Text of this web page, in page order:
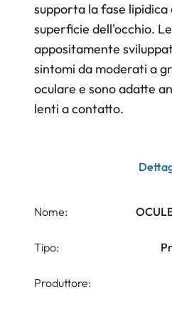
supporta la fase
superficie dell'occhio.
appositamente
sintomi da moderati a
oculare e sono adatte
lenti a contatto.
Nome:
Tipo:
Produttore: